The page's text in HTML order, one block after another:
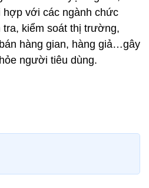
với các ngành chức
kiểm soát thị trường,
hàng gian, hàng giả…gây
người tiêu dùng.